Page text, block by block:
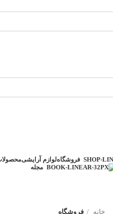
فروشگاهلوازم آرایشی
مجله
خانه فروشگاه